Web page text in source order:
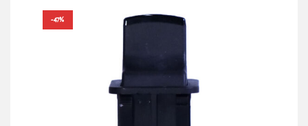
-47%